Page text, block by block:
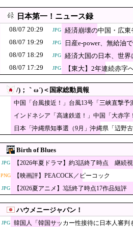
りと……
PNG 【大阪】マスコミ「警察官が発
JPG 共産党「これは酷い…京都市でマイナンバ
韓国の人気コーヒーチェーン「ペ
JPG
中国、止められないEV製
が横行
JPG 15歳少女に薬と酒飲ませカラオケ店で性
【文科省】女性研究者支援に補助、１大
韓国人「『不平を言わず辞めろ』とコメ
【朗報】韓国人「日本のサッカー選手、90
賃上げ原資を確保できない…2026年7月
JPG 韓国人「日本のサッカー協会も性接待やっ
「人に恨みを買うような
典での演説にケチを付け
JPG 中国とロシア海軍艦艇4隻が日本
JPG 【悲報】フェミニスト「
PNG 【もう滅茶苦茶】韓国サッカー協会さん、
JPG 韓国人「北米市場で売れま
日本第一！ニュース録
08/07 20:29
JPG
経済崩壊の中国・広
08/07 19:29
JPG
日産e-power、無給油
08/07 18:29
JPG
経済大国の日本、世
08/07 17:29
JPG 【東大】2年連続赤
/)；｀ω´)＜国家総動員報
中国「台風接近！」台風13号「三峡直撃
（震え声」→
インドネシア「高速鉄道！」中国「大赤
質中止」→
日本「沖縄県知事選（9月」沖縄県「辺野
Birth of Blues
JPG 【2026年夏ドラマ】約3話終了時点 継続
PNG 【映画評】PEACOCK／ピーコック
JPG 【2026夏アニメ】3話終了時点17作品短評
ハウメニージャパン！
JPG 韓国人「韓国サッカー性接待に日本人審判